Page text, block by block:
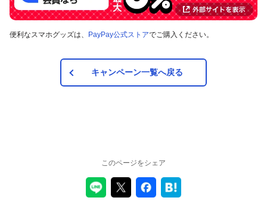
便利なスマホグッズは、 PayPay公式ストアでご購入ください。
キャンペーン一覧へ戻る
このページをシェア